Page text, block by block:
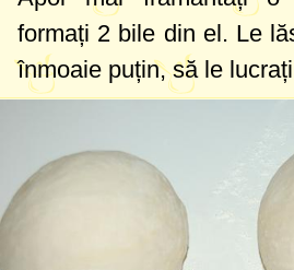
formați 2 bile din el. Le
înmoaie puțin, să le